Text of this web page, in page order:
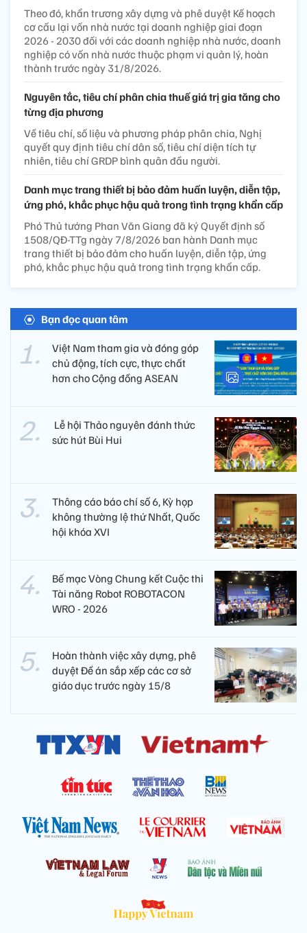
Theo đó, khẩn trương xây dựng và phê duyệt Kế hoạch
cơ cấu lại vốn nhà nước tại doanh nghiệp giai đoạn
2026 - 2030 đối với các doanh nghiệp nhà nước, doanh
nghiệp có vốn nhà nước thuộc phạm vi quản lý, hoàn
thành trước ngày 31/8/2026.
Nguyên tắc, tiêu chí phân chia thuế giá trị gia tăng cho
từng địa phương
Về tiêu chí, số liệu và phương pháp phân chia, Nghị
quyết quy định tiêu chí dân số, tiêu chí diện tích tự
nhiên, tiêu chí GRDP bình quân đầu người.
Danh mục trang thiết bị bảo đảm huấn luyện, diễn tập,
ứng phó, khắc phục hậu quả trong tình trạng khẩn cấp
Phó Thủ tướng Phan Văn Giang đã ký Quyết định số
1508/QĐ-TTg ngày 7/8/2026 ban hành Danh mục
trang thiết bị bảo đảm cho huấn luyện, diễn tập, ứng
phó, khắc phục hậu quả trong tình trạng khẩn cấp.
Bạn đọc quan tâm
Việt Nam tham gia và đóng góp
chủ động, tích cực, thực chất
hơn cho Cộng đồng ASEAN
​ Lễ hội Thảo nguyên đánh thức
sức hút Bùi Hui
Thông cáo báo chí số 6, Kỳ họp
không thường lệ thứ Nhất, Quốc
hội khóa XVI
Bế mạc Vòng Chung kết Cuộc thi
Tài năng Robot ROBOTACON
WRO - 2026
Hoàn thành việc xây dựng, phê
duyệt Đề án sắp xếp các cơ sở
giáo dục trước ngày 15/8